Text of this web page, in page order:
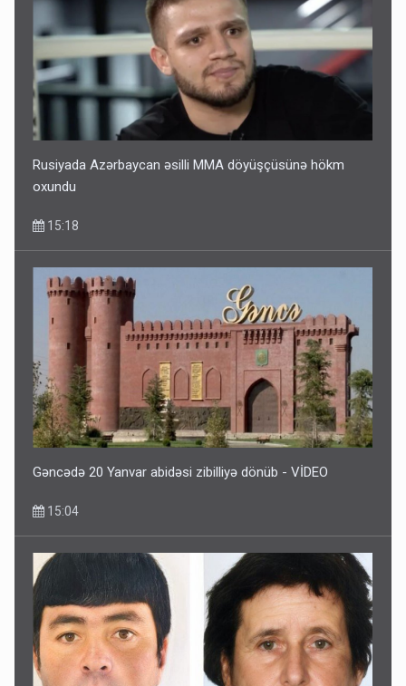
Rusiyada Azərbaycan əsilli MMA döyüşçüsünə hökm
oxundu
15:18
Gəncədə 20 Yanvar abidəsi zibilliyə dönüb - VİDEO
15:04